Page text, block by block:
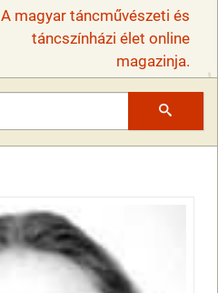
A magyar táncművészeti és
táncszínházi élet online
magazinja.